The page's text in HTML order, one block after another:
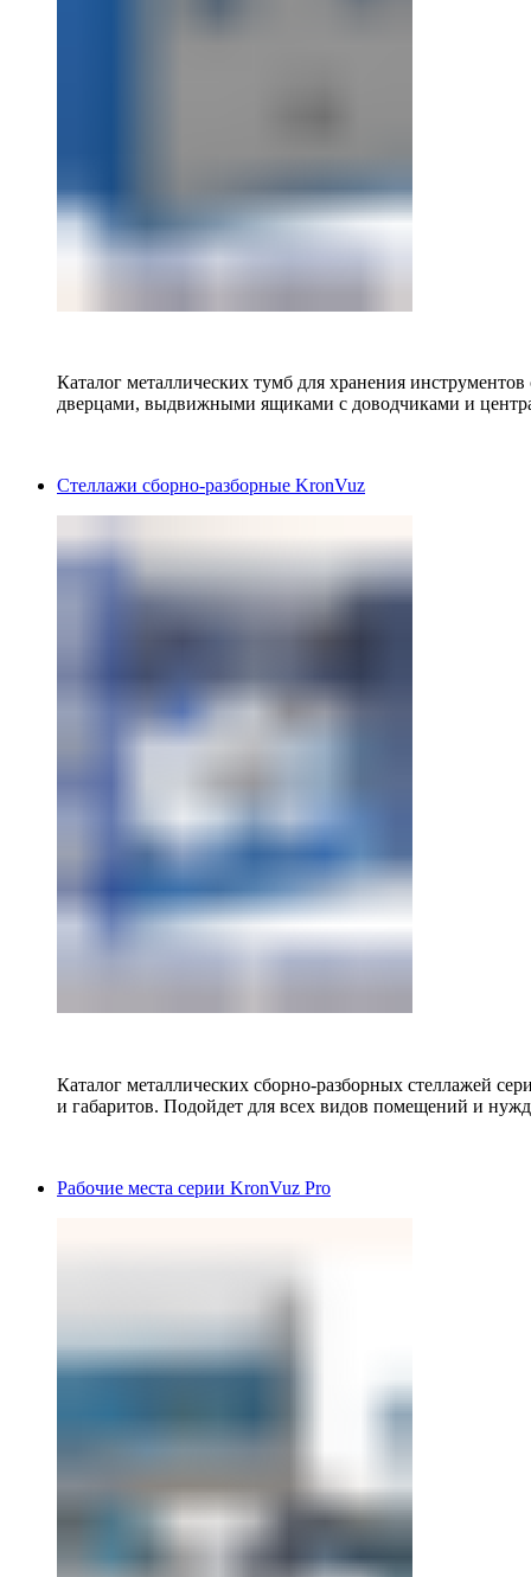
Каталог металлических тумб для хранения
дверцами, выдвижными ящиками с доводчиками и
Стеллажи сборно-разборные KronVuz
Каталог металлических сборно-разборных стеллажей
и габаритов. Подойдет для всех видов помещений и
Рабочие места серии KronVuz Pro